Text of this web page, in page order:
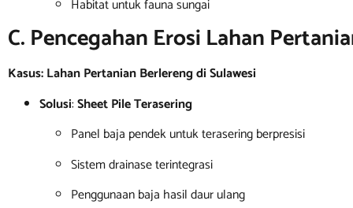
Habitat untuk fauna sungai
C. Pencegahan Erosi Lahan
Kasus: Lahan Pertanian Berlereng di Sulawesi
Solusi:Sheet Pile Terasering
Panel baja pendek untuk terasering berpresisi
Sistem drainase terintegrasi
Penggunaan baja hasil daur ulang